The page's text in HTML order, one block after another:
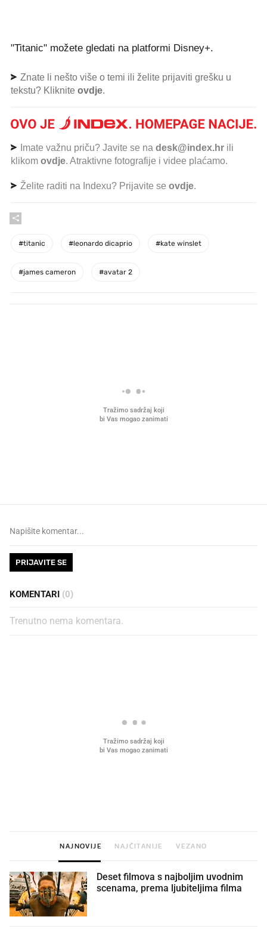
"Titanic" možete gledati na platformi Disney+.
Znate li nešto više o temi ili želite prijaviti grešku u
tekstu? Kliknite ovdje.
Imate važnu priču? Javite se na desk@index.hr ili
klikom ovdje. Atraktivne fotografije i videe plaćamo.
Želite raditi na Indexu? Prijavite se ovdje.
#titanic #leonardo dicaprio #kate winslet
#james cameron #avatar 2
PRIJAVITE SE
KOMENTARI (0)
Trenutno nema komentara.
NAJNOVIJE NAJČITANIJE VEZANO
Deset filmova s najboljim uvodnim
scenama, prema ljubiteljima filma